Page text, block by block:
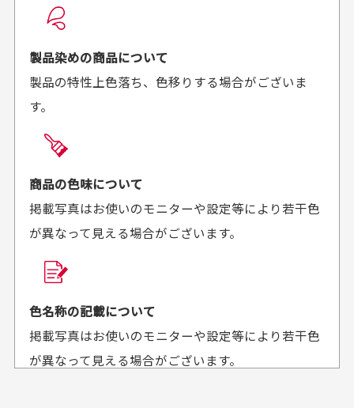
良かった！
がとうございます。丁寧
に梱包されていて、商品
の状態も良好でした。気
があればよろしくお願い
来ました。またお願いし
セールかつポイント
も使えて、お得に購
入出来ました
セールかつポイントも使
おります
欲しかったスカートが購
お届け希望日時をご指定頂けます。
ご注文時にご指定下さい。
商品の受け渡しは、ゆうパックでの配送のみとさせて
頂いております。
商品購入からどれくらいで発送してもらえます
か？
平日午前9時までのご注文で最短当日発送させて頂いて
せて頂いております。
製品染めの商品について
製品の特性上色落ち、色移りする場合がございま
す。
商品の色味について
掲載写真はお使いのモニターや設定等により若干色
が異なって見える場合がございます。
色名称の記載について
掲載写真はお使いのモニターや設定等により若干色
が異なって見える場合がございます。